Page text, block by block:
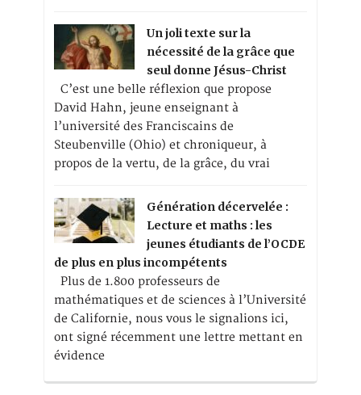
Un joli texte sur la
nécessité de la grâce que
seul donne Jésus-Christ
C’est une belle réflexion que propose
David Hahn, jeune enseignant à
l’université des Franciscains de
Steubenville (Ohio) et chroniqueur, à
propos de la vertu, de la grâce, du vrai
Génération décervelée :
Lecture et maths : les
jeunes étudiants de l’OCDE
de plus en plus incompétents
Plus de 1.800 professeurs de
mathématiques et de sciences à l’Université
de Californie, nous vous le signalions ici,
ont signé récemment une lettre mettant en
évidence